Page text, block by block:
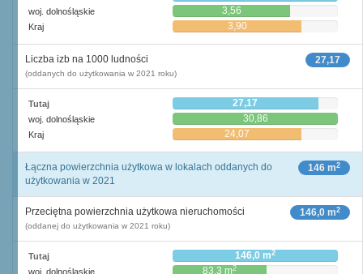
woj. dolnośląskie 3,56
Kraj 3,90
27,17
Liczba izb na 1000 ludności
(oddanych do użytkowania w 2021 roku)
Tutaj 27,17
woj. dolnośląskie 30,86
Kraj 24,07
146 m2
Łączna powierzchnia użytkowa w lokalach oddanych do
użytkowania w 2021
146,0 m2
Przeciętna powierzchnia użytkowa nieruchomości
(oddanej do użytkowania w 2021 roku)
Tutaj 146,0 m2
woj. dolnośląskie 83,3 m2